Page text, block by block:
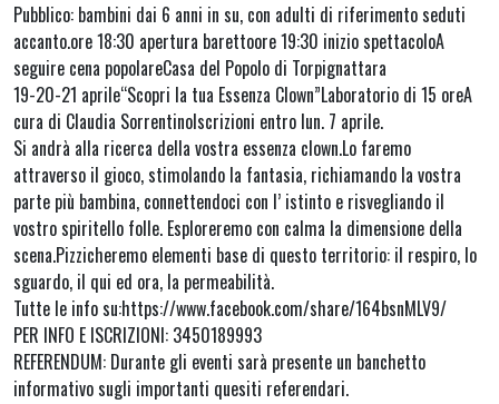
Pubblico: bambini dai 6 anni in su, con adulti di riferimento seduti
accanto.ore 18:30 apertura barettoore 19:30 inizio spettacoloA
seguire cena popolareCasa del Popolo di Torpignattara
19-20-21 aprile“Scopri la tua Essenza Clown”Laboratorio di 15 oreA
cura di Claudia SorrentinoIscrizioni entro lun. 7 aprile.
Si andrà alla ricerca della vostra essenza clown.Lo faremo
attraverso il gioco, stimolando la fantasia, richiamando la vostra
parte più bambina, connettendoci con l’ istinto e risvegliando il
vostro spiritello folle. Esploreremo con calma la dimensione della
scena.Pizzicheremo elementi base di questo territorio: il respiro, lo
sguardo, il qui ed ora, la permeabilità.
Tutte le info su:https://www.facebook.com/share/164bsnMLV9/
PER INFO E ISCRIZIONI: 3450189993
REFERENDUM: Durante gli eventi sarà presente un banchetto
informativo sugli importanti quesiti referendari.